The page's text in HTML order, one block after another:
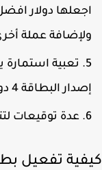
دولار افضل
عملة أخرى تضيف 500 ريال فقط
تعبية استمارة
البطاقة 4 دولار.
عدة توقيعات
تفعيل